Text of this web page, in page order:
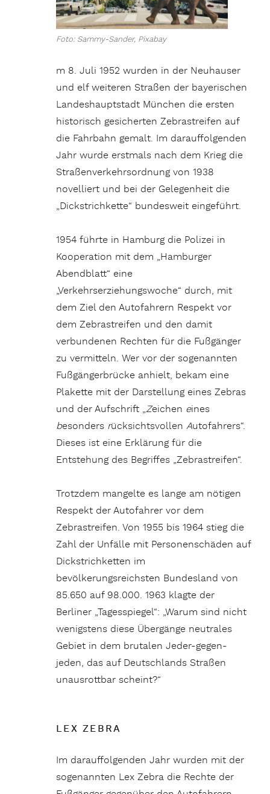
Foto: Sammy-Sander, Pixabay
m 8. Juli 1952 wurden in der Neuhauser
und elf weiteren Straßen der bayerischen
Landeshauptstadt München die ersten
historisch gesicherten Zebrastreifen auf
die Fahrbahn gemalt. Im darauffolgenden
Jahr wurde erstmals nach dem Krieg die
Straßenverkehrsordnung von 1938
novelliert und bei der Gelegenheit die
„Dickstrichkette“ bundesweit eingeführt.
1954 führte in Hamburg die Polizei in
Kooperation mit dem „Hamburger
Abendblatt“ eine
„Verkehrserziehungswoche“ durch, mit
dem Ziel den Autofahrern Respekt vor
dem Zebrastreifen und den damit
verbundenen Rechten für die Fußgänger
zu vermitteln. Wer vor der sogenannten
Fußgängerbrücke anhielt, bekam eine
Plakette mit der Darstellung eines Zebras
und der Aufschrift „Zeichen eines
besonders rücksichtsvollenAutofahrers“.
Dieses ist eine Erklärung für die
Entstehung des Begriffes „Zebrastreifen“.
Trotzdem mangelte es lange am nötigen
Respekt der Autofahrer vor dem
Zebrastreifen. Von 1955 bis 1964 stieg die
Zahl der Unfälle mit Personenschäden auf
Dickstrichketten im
bevölkerungsreichsten Bundesland von
85.650 auf 98.000. 1963 klagte der
Berliner „Tagesspiegel“: „Warum sind nicht
wenigstens diese Übergänge neutrales
Gebiet in dem brutalen Jeder-gegen-
jeden, das auf Deutschlands Straßen
unausrottbar scheint?“
LEX ZEBRA
Im darauffolgenden Jahr wurden mit der
sogenannten Lex Zebra die Rechte der